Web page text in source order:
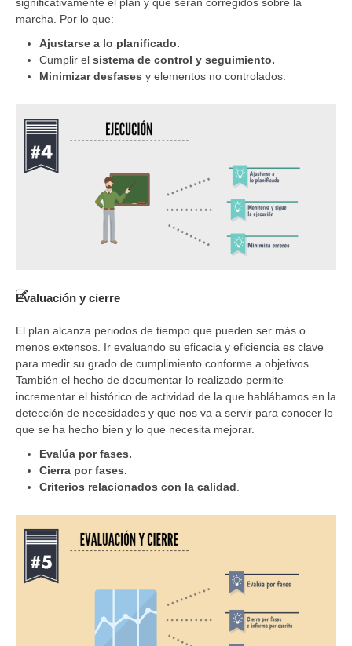
significativamente el plan y que serán corregidos sobre la
marcha. Por lo que:
Ajustarse a lo planificado.
Cumplir el sistema de control y seguimiento.
Minimizar desfases y elementos no controlados.
Evaluación y cierre
El plan alcanza periodos de tiempo que pueden ser más o
menos extensos. Ir evaluando su eficacia y eficiencia es clave
para medir su grado de cumplimiento conforme a objetivos.
También el hecho de documentar lo realizado permite
incrementar el histórico de actividad de la que hablábamos en la
detección de necesidades y que nos va a servir para conocer lo
que se ha hecho bien y lo que necesita mejorar.
Evalúa por fases.
Cierra por fases.
Criterios relacionados con la calidad